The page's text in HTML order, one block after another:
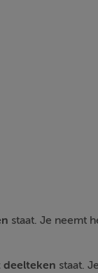
staat. Je neemt
deelteken staat.